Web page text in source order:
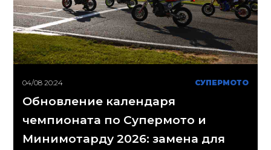
04/08 20:24 СУПЕРМОТО
Обновление календаря
чемпионата по Супермото и
Минимотарду 2026: замена для